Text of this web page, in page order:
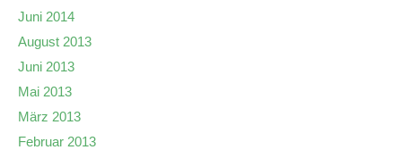
Juni 2014
August 2013
Juni 2013
Mai 2013
März 2013
Februar 2013